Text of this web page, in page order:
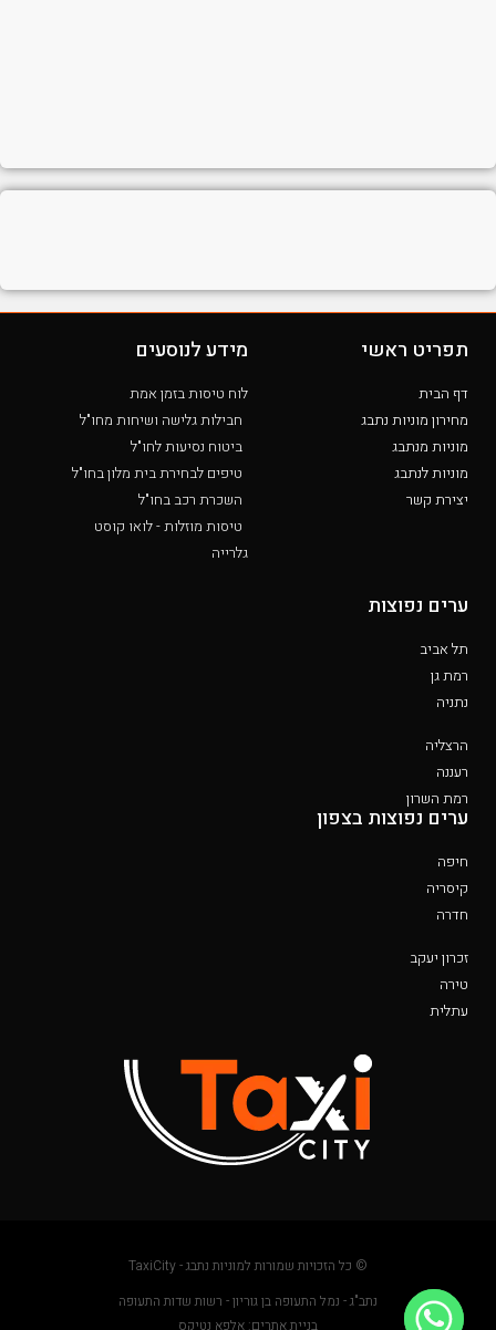
תפריט ראשי
דף הבית
מחירון מוניות נתבג
מוניות מנתבג
מוניות לנתבג
יצירת קשר
מידע לנוסעים
לוח טיסות בזמן אמת
חבילות גלישה ושיחות מחו"ל
ביטוח נסיעות לחו"ל
טיפים לבחירת בית מלון בחו"ל
השכרת רכב בחו"ל
טיסות מוזלות - לואו קוסט
גלרייה
ערים נפוצות
תל אביב
רמת גן
נתניה
הרצליה
רעננה
רמת השרון
ערים נפוצות בצפון
חיפה
קיסריה
חדרה
זכרון יעקב
טירה
עתלית
© כל הזכויות שמורות למוניות נתבג - TaxiCity
נתב"ג - נמל התעופה בן גוריון - רשות שדות התעופה
בניית אתרים: אלפא נטיקס